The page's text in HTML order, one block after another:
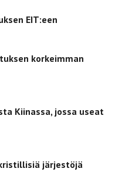
EIT:een
korkeimman
Kiinassa, jossa useat
järjestöjä